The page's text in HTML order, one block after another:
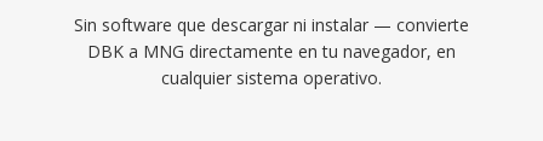
Sin software que descargar ni instalar — convierte
DBK a MNG directamente en tu navegador, en
cualquier sistema operativo.